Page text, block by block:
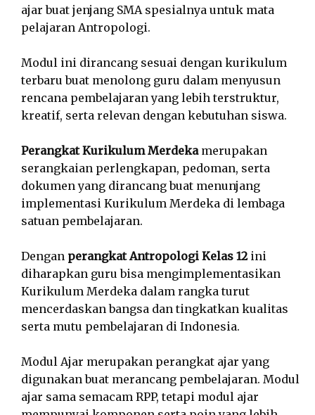
ajar buat jenjang SMA spesialnya untuk mata
pelajaran Antropologi.
Modul ini dirancang sesuai dengan kurikulum
terbaru buat menolong guru dalam menyusun
rencana pembelajaran yang lebih terstruktur,
kreatif, serta relevan dengan kebutuhan siswa.
Perangkat Kurikulum Merdekamerupakan
serangkaian perlengkapan, pedoman, serta
dokumen yang dirancang buat menunjang
implementasi Kurikulum Merdeka di lembaga
satuan pembelajaran.
Dengan perangkat Antropologi Kelas 12ini
diharapkan guru bisa mengimplementasikan
Kurikulum Merdeka dalam rangka turut
mencerdaskan bangsa dan tingkatkan kualitas
serta mutu pembelajaran di Indonesia.
Modul Ajar merupakan perangkat ajar yang
digunakan buat merancang pembelajaran. Modul
ajar sama semacam RPP, tetapi modul ajar